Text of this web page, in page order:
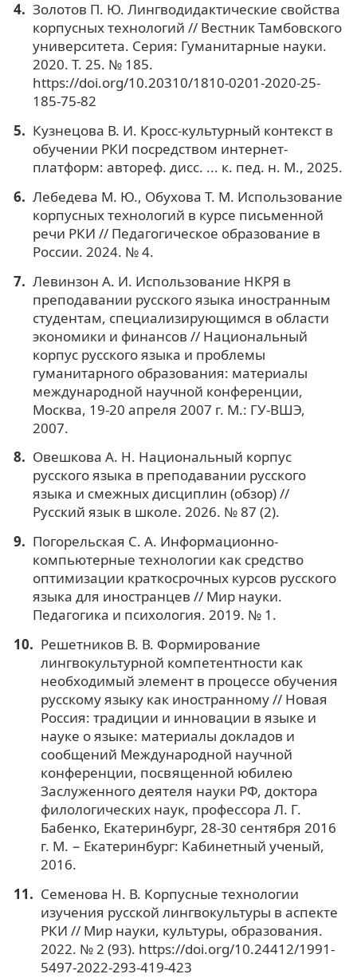
Золотов П. Ю. Лингводидактические свойства
корпусных технологий // Вестник Тамбовского
университета. Серия: Гуманитарные науки.
2020. Т. 25. № 185.
https://doi.org/10.20310/1810-0201-2020-25-
185-75-82
Кузнецова В. И. Кросс-культурный контекст в
обучении РКИ посредством интернет-
платформ: автореф. дисс. ... к. пед. н. М., 2025.
Лебедева М. Ю., Обухова Т. М. Использование
корпусных технологий в курсе письменной
речи РКИ // Педагогическое образование в
России. 2024. № 4.
Левинзон А. И. Использование НКРЯ в
преподавании русского языка иностранным
студентам, специализирующимся в области
экономики и финансов // Национальный
корпус русского языка и проблемы
гуманитарного образования: материалы
международной научной конференции,
Москва, 19-20 апреля 2007 г. М.: ГУ-ВШЭ,
2007.
Овешкова А. Н. Национальный корпус
русского языка в преподавании русского
языка и смежных дисциплин (обзор) //
Русский язык в школе. 2026. № 87 (2).
Погорельская С. А. Информационно-
компьютерные технологии как средство
оптимизации краткосрочных курсов русского
языка для иностранцев // Мир науки.
Педагогика и психология. 2019. № 1.
Решетников В. В. Формирование
лингвокультурной компетентности как
необходимый элемент в процессе обучения
русскому языку как иностранному // Новая
Россия: традиции и инновации в языке и
науке о языке: материалы докладов и
сообщений Международной научной
конференции, посвященной юбилею
Заслуженного деятеля науки РФ, доктора
филологических наук, профессора Л. Г.
Бабенко, Екатеринбург, 28-30 сентября 2016
г. М. − Екатеринбург: Кабинетный ученый,
2016.
Семенова Н. В. Корпусные технологии
изучения русской лингвокультуры в аспекте
РКИ // Мир науки, культуры, образования.
2022. № 2 (93). https://doi.org/10.24412/1991-
5497-2022-293-419-423